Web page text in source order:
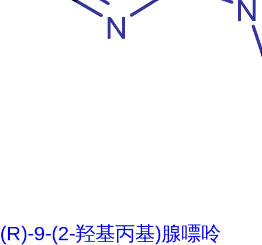
(R)-9-(2-羟基丙基)腺嘌呤